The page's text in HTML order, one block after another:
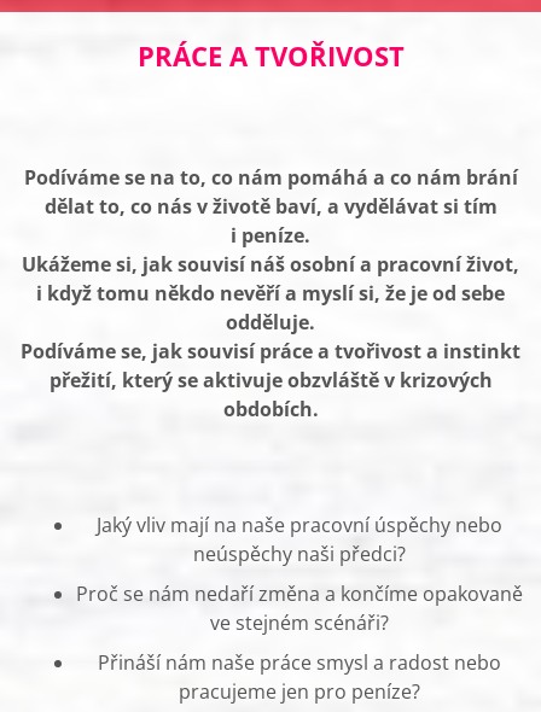
PRÁCE A TVOŘIVOST
Podíváme se na to, co nám pomáhá a co nám brání
dělat to, co nás v životě baví, a vydělávat si tím
i peníze.
Ukážeme si, jak souvisí náš osobní a pracovní život,
i když tomu někdo nevěří a myslí si, že je od sebe
odděluje.
Podíváme se, jak souvisí práce a tvořivost a instinkt
přežití, který se aktivuje obzvláště v krizových
obdobích.
Jaký vliv mají na naše pracovní úspěchy nebo
neúspěchy naši předci?
Proč se nám nedaří změna a končíme opakovaně
ve stejném scénáři?
Přináší nám naše práce smysl a radost nebo
pracujeme jen pro peníze?